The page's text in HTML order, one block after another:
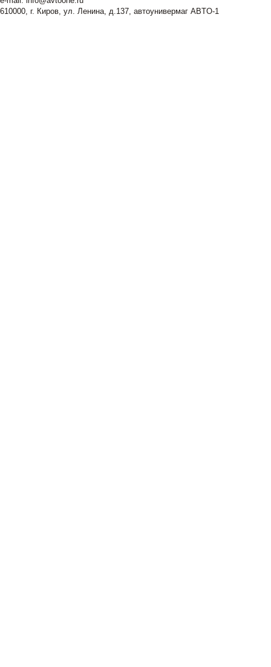
610000, г. Киров, ул. Ленина, д.137, автоунивермаг ABTO-1